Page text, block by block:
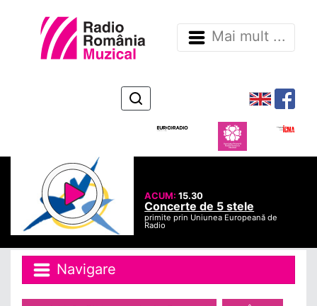
Mai mult ...
ACUM:15.30
Concerte de 5 stele
primite prin Uniunea Europeană de
Radio
Navigare